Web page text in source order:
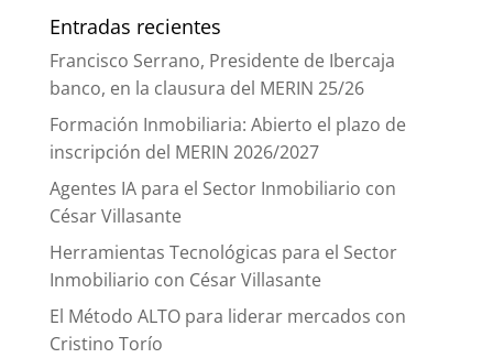
Entradas recientes
Francisco Serrano, Presidente de Ibercaja
banco, en la clausura del MERIN 25/26
Formación Inmobiliaria: Abierto el plazo de
inscripción del MERIN 2026/2027
Agentes IA para el Sector Inmobiliario con
César Villasante
Herramientas Tecnológicas para el Sector
Inmobiliario con César Villasante
El Método ALTO para liderar mercados con
Cristino Torío